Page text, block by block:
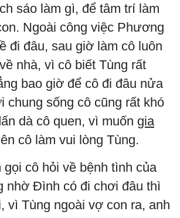
sáo làm gì, để tâm trí làm
Ngoài công việc Phương
đi đâu, sau giờ làm cô luôn
nhà, vì cô biết Tùng rất
bao giờ để cô đi đâu nửa
chung sống cô cũng rất khó
dà cô quen, vì muốn gia
cô làm vui lòng Tùng.
cô hỏi về bệnh tình của
nhờ Đình có đi chơi đâu thì
vì Tùng ngoài vợ con ra, anh